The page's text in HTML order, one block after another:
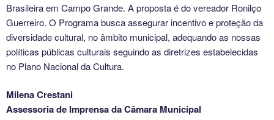
Brasileira em Campo Grande. A proposta é do vereador Ronilço
Guerreiro. O Programa busca assegurar incentivo e proteção da
diversidade cultural, no âmbito municipal, adequando as nossas
políticas públicas culturais seguindo as diretrizes estabelecidas
no Plano Nacional da Cultura.
Milena Crestani
Assessoria de Imprensa da Câmara Municipal